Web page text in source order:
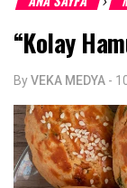
“Kolay
ByVEKA MEDYA -